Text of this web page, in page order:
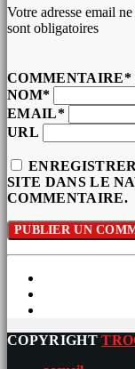
Votre adresse email
sont obligatoires
COMMENTAIRE*
NOM*
EMAIL*
URL
SITE DANS LE
COMMENTAIRE.
COPYRIGHT